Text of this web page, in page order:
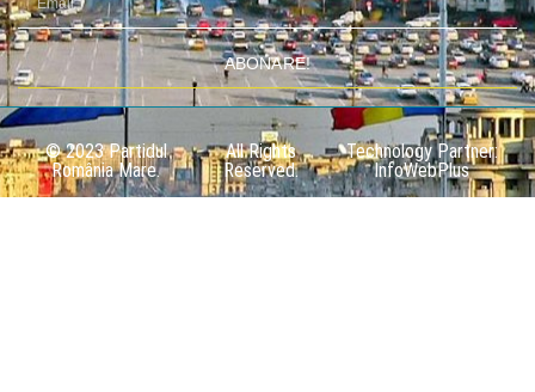
ABONARE!
© 2023 Partidul
România Mare.
All Rights
Reserved.
Technology Partner:
InfoWebPlus